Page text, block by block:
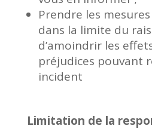
Prendre les
dans la limite du
d’amoindrir les
préjudices pouvant
incident
Limitation de la